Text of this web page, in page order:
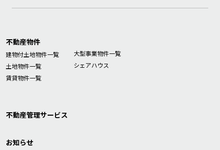
不動産物件
建物付土地物件一覧
土地物件一覧
賃貸物件一覧
大型事業物件一覧
シェアハウス
不動産管理サービス
お知らせ